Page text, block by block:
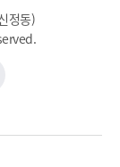
정동)